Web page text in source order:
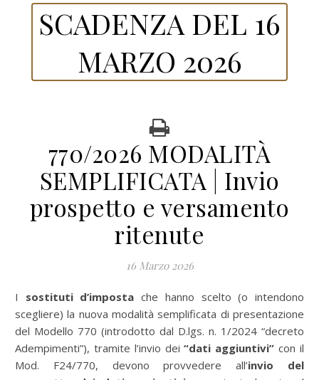
SCADENZA DEL 16
MARZO 2026
770/2026 MODALITÀ
SEMPLIFICATA | Invio
prospetto e versamento
ritenute
16 Marzo 2026
sostituti d’impostache hanno scelto (o intendono
scegliere) la nuova modalità semplificata di presentazione
del Modello 770 (introdotto dal D.lgs. n. 1/2024 “decreto
Adempimenti”), tramite l’invio dei“dati aggiuntivi” con il
Mod. F24/770, devono provvedere all’invio del